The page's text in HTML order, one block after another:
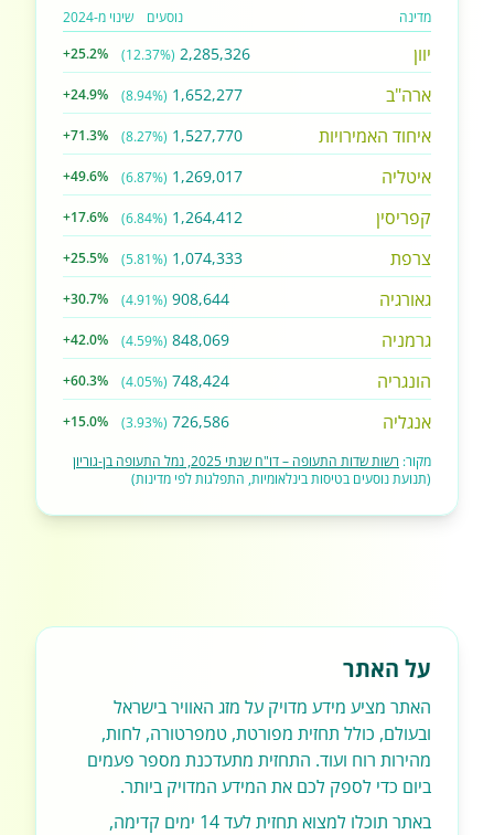
מדינה נוסעים שינוי מ-2024
יוון 2,285,326
(12.37%)
+25.2%
ארה"ב 1,652,277
(8.94%)
+24.9%
איחוד האמירויות 1,527,770
(8.27%)
+71.3%
איטליה 1,269,017
(6.87%)
+49.6%
קפריסין 1,264,412
(6.84%)
+17.6%
צרפת 1,074,333
(5.81%)
+25.5%
גאורגיה 908,644
(4.91%)
+30.7%
גרמניה 848,069
(4.59%)
+42.0%
הונגריה 748,424
(4.05%)
+60.3%
אנגליה 726,586
(3.93%)
+15.0%
מקור: רשות שדות התעופה – דו"ח שנתי 2025, נמל התעופה בן-גוריון
(תנועת נוסעים בטיסות בינלאומיות, התפלגות לפי מדינות)
על האתר
האתר מציע מידע מדויק על מזג האוויר בישראל
ובעולם, כולל תחזית מפורטת, טמפרטורה, לחות,
מהירות רוח ועוד. התחזית מתעדכנת מספר פעמים
ביום כדי לספק לכם את המידע המדויק ביותר.
באתר תוכלו למצוא תחזית לעד 14 ימים קדימה,